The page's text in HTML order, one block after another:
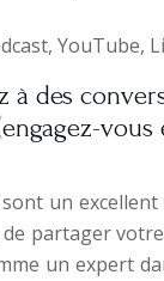
YouTube,
à des
vous
un
de partager
un expert